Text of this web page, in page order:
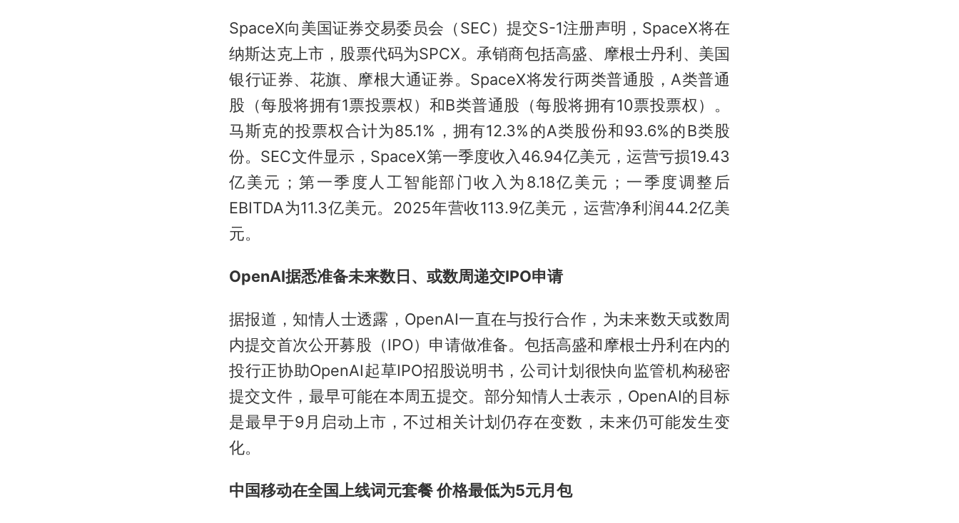
SpaceX向美国证券交易委员会（SEC）提交S-1注册声明，SpaceX将在
纳斯达克上市，股票代码为SPCX。承销商包括高盛、摩根士丹利、美国
银行证券、花旗、摩根大通证券。SpaceX将发行两类普通股，A类普通
股（每股将拥有1票投票权）和B类普通股（每股将拥有10票投票权）。
马斯克的投票权合计为85.1%，拥有12.3%的A类股份和93.6%的B类股
份。SEC文件显示，SpaceX第一季度收入46.94亿美元，运营亏损19.43
亿美元；第一季度人工智能部门收入为8.18亿美元；一季度调整后
EBITDA为11.3亿美元。2025年营收113.9亿美元，运营净利润44.2亿美
元。
OpenAI据悉准备未来数日、或数周递交IPO申请
据报道，知情人士透露，OpenAI一直在与投行合作，为未来数天或数周
内提交首次公开募股（IPO）申请做准备。包括高盛和摩根士丹利在内的
投行正协助OpenAI起草IPO招股说明书，公司计划很快向监管机构秘密
提交文件，最早可能在本周五提交。部分知情人士表示，OpenAI的目标
是最早于9月启动上市，不过相关计划仍存在变数，未来仍可能发生变
化。
中国移动在全国上线词元套餐 价格最低为5元月包